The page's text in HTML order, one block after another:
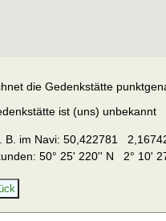
die Gedenkstätte
ist (uns) unbekannt
B. im Navi: 50,422781
50° 25' 220'' N 2° 10'